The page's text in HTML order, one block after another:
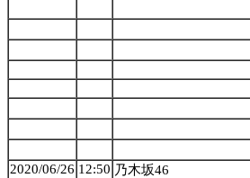
2020/06/26 12:50 乃木坂46